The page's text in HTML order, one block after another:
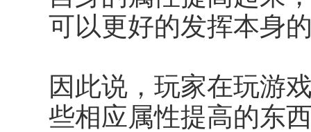
可以更好的发挥本身
因此说，玩家在玩游
些相应属性提高的东